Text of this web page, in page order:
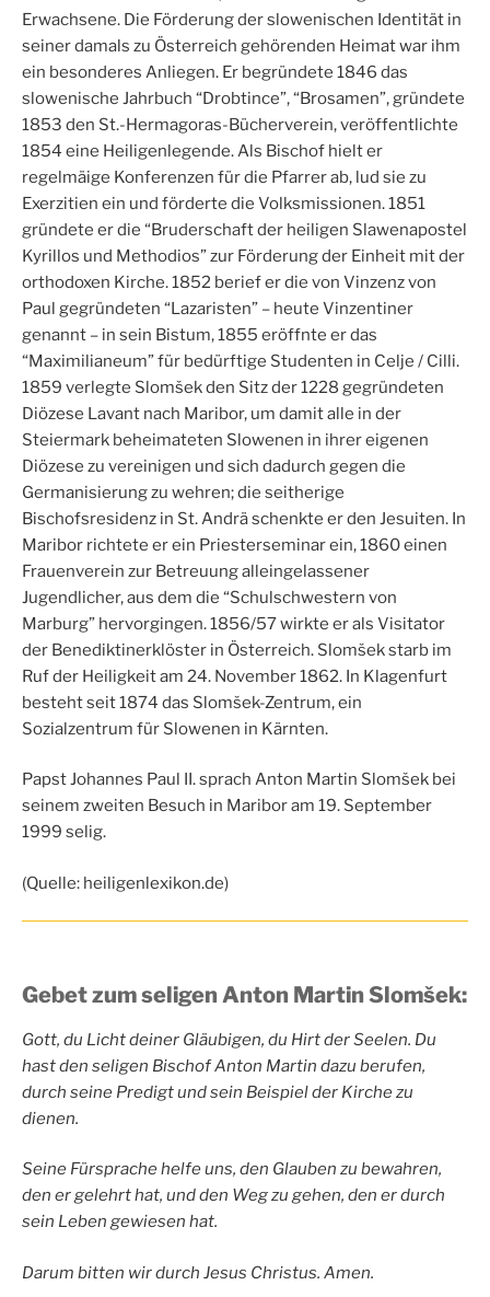
Erwachsene. Die Förderung der slowenischen Identität in
seiner damals zu Österreich gehörenden Heimat war ihm
ein besonderes Anliegen. Er begründete 1846 das
slowenische Jahrbuch “Drobtince”, “Brosamen”, gründete
1853 den St.-Hermagoras-Bücherverein, veröffentlichte
1854 eine Heiligenlegende. Als Bischof hielt er
regelmäige Konferenzen für die Pfarrer ab, lud sie zu
Exerzitien ein und förderte die Volksmissionen. 1851
gründete er die “Bruderschaft der heiligen Slawenapostel
Kyrillos und Methodios” zur Förderung der Einheit mit der
orthodoxen Kirche. 1852 berief er die von Vinzenz von
Paul gegründeten “Lazaristen” – heute Vinzentiner
genannt – in sein Bistum, 1855 eröffnte er das
“Maximilianeum” für bedürftige Studenten in Celje / Cilli.
1859 verlegte Slomšek den Sitz der 1228 gegründeten
Diözese Lavant nach Maribor, um damit alle in der
Steiermark beheimateten Slowenen in ihrer eigenen
Diözese zu vereinigen und sich dadurch gegen die
Germanisierung zu wehren; die seitherige
Bischofsresidenz in St. Andrä schenkte er den Jesuiten. In
Maribor richtete er ein Priesterseminar ein, 1860 einen
Frauenverein zur Betreuung alleingelassener
Jugendlicher, aus dem die “Schulschwestern von
Marburg” hervorgingen. 1856/57 wirkte er als Visitator
der Benediktinerklöster in Österreich. Slomšek starb im
Ruf der Heiligkeit am 24. November 1862. In Klagenfurt
besteht seit 1874 das Slomšek-Zentrum, ein
Sozialzentrum für Slowenen in Kärnten.
Papst Johannes Paul II. sprach Anton Martin Slomšek bei
seinem zweiten Besuch in Maribor am 19. September
1999 selig.
(Quelle: heiligenlexikon.de)
Gebet zum seligen Anton Martin Slomšek:
Gott, du Licht deiner Gläubigen, du Hirt der Seelen. Du
hast den seligen Bischof Anton Martin dazu berufen,
durch seine Predigt und sein Beispiel der Kirche zu
dienen.
Seine Fürsprache helfe uns, den Glauben zu bewahren,
den er gelehrt hat, und den Weg zu gehen, den er durch
sein Leben gewiesen hat.
Darum bitten wir durch Jesus Christus. Amen.